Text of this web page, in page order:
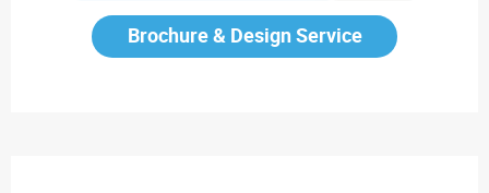
Brochure & Design Service